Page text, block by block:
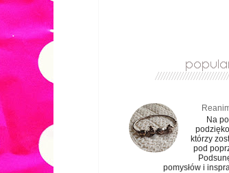
Na
którzy
pod
pomysłów i